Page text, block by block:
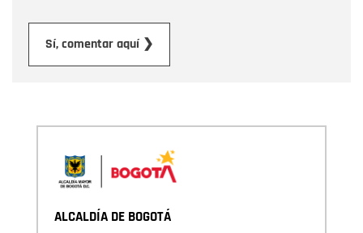
Sí, comentar aquí ❯
ALCALDÍA DE BOGOTÁ